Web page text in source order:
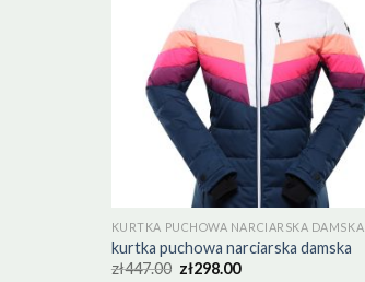
KURTKA PUCHOWA NARCIARSKA DAMSKA
kurtka puchowa narciarska damska
zł447.00 zł298.00